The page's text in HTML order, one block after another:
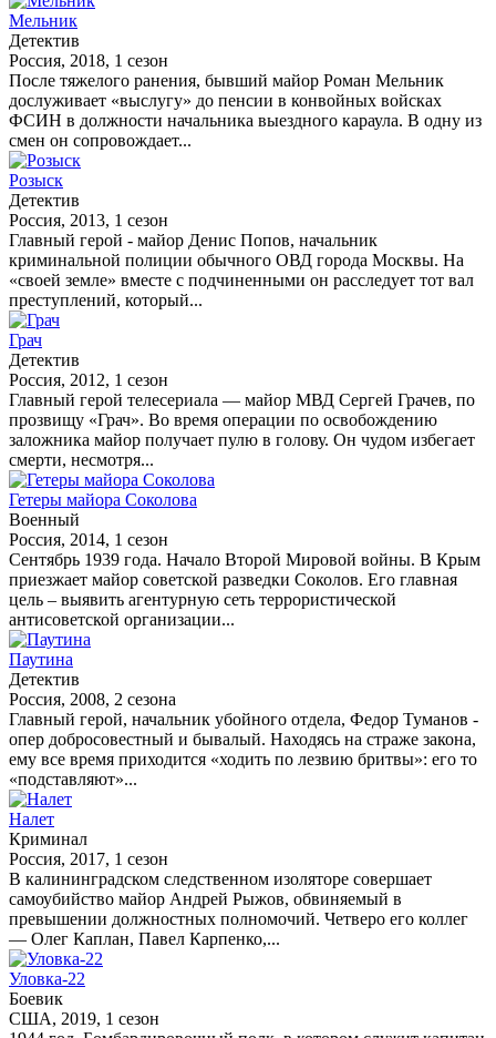
Мельник
Детектив
Россия, 2018, 1 сезон
После тяжелого ранения, бывший майор Роман Мельник
дослуживает «выслугу» до пенсии в конвойных войсках
ФСИН в должности начальника выездного караула. В одну из
смен он сопровождает...
Розыск
Детектив
Россия, 2013, 1 сезон
Главный герой - майор Денис Попов, начальник
криминальной полиции обычного ОВД города Москвы. На
«своей земле» вместе с подчиненными он расследует тот вал
преступлений, который...
Грач
Детектив
Россия, 2012, 1 сезон
Главный герой телесериала — майор МВД Сергей Грачев, по
прозвищу «Грач». Во время операции по освобождению
заложника майор получает пулю в голову. Он чудом избегает
смерти, несмотря...
Гетеры майора Соколова
Военный
Россия, 2014, 1 сезон
Сентябрь 1939 года. Начало Второй Мировой войны. В Крым
приезжает майор советской разведки Соколов. Его главная
цель – выявить агентурную сеть террористической
антисоветской организации...
Паутина
Детектив
Россия, 2008, 2 сезона
Главный герой, начальник убойного отдела, Федор Туманов -
опер добросовестный и бывалый. Находясь на страже закона,
ему все время приходится «ходить по лезвию бритвы»: его то
«подставляют»...
Налет
Криминал
Россия, 2017, 1 сезон
В калининградском следственном изоляторе совершает
самоубийство майор Андрей Рыжов, обвиняемый в
превышении должностных полномочий. Четверо его коллег
— Олег Каплан, Павел Карпенко,...
Уловка-22
Боевик
США, 2019, 1 сезон